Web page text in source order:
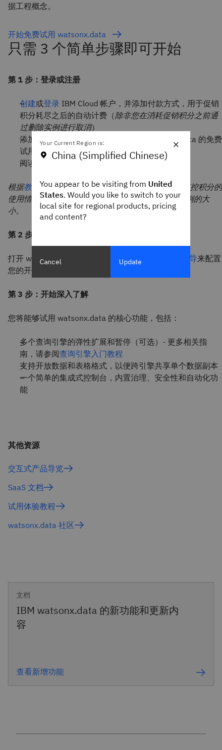
据工程概念。
开始免费试用 watsonx.data
只需 3 个简单步骤即可开始
第 1 步：登录或注册
创建或登录 IBM Cloud 帐户，并添加付款方式，用于促销
积分耗尽之后的自动计费（除非您在消耗促销积分之前通
过删除实例进行取消）
添加促销代码，以便启用 7 至 12 天 watsonx.data 的免费
试用并进行验证
阅读并接受
根据教程 了解如何索取免费促销代码、应用代码、监控积分的
使用情况、开始使用并调整 watsonx.data 的起始实例的大
小。
第 2 步：部署 watsonx.data 实例
打开 watsonx.data Web 控制台，并根据 快速入门向导来配置
您的开放式湖仓一体基础架构。
第 3 步：开始深入了解
您将能够试用 watsonx.data 的核心功能，包括：
多个查询引擎的弹性扩展和暂停（可选）- 更多相关指
南，请参阅查询引擎入门教程
支持开放数据和表格格式，以便跨引擎共享单个数据副本
一个简单的集成式控制台，内置治理、安全性和自动化功
能
其他资源
交互式产品导览
SaaS 文档
试用体验教程
watsonx.data 社区
文档
IBM watsonx.data 的新功能和更新内
容
查看新增功能
×
Your Current Region is:
China (Simplified Chinese)
You appear to be visiting from United
States. Would you like to switch to your
local site for regional products, pricing
and content?
Cancel Update